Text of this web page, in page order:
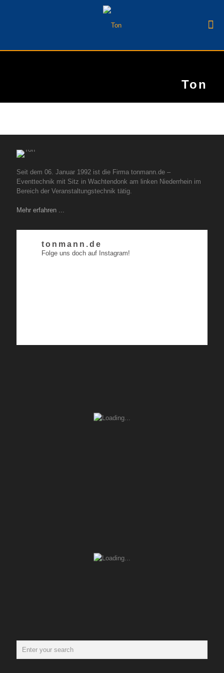
Ton
Seit dem 06. Januar 1992 ist die Firma tonmann.de –
Eventtechnik mit Sitz in Wachtendonk am linken Niederrhein im
Bereich der Veranstaltungstechnik tätig.
Mehr erfahren ...
tonmann.de
Folge uns doch auf Instagram!